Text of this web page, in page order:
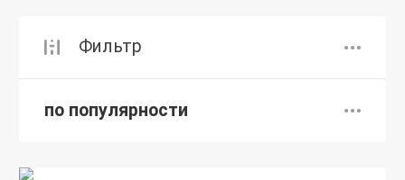
Фильтр
по популярности